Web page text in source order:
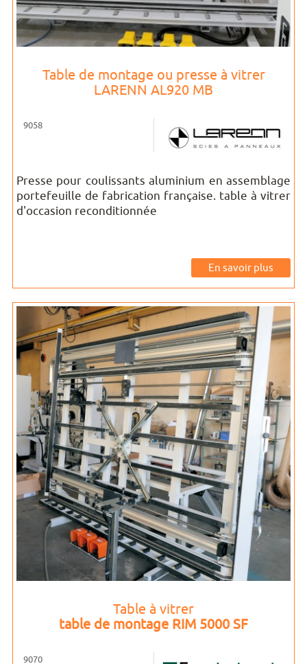
Table de montage ou presse à vitrer
LARENN AL920 MB
9058
Presse pour coulissants aluminium en assemblage
portefeuille de fabrication française. table à vitrer
d'occasion reconditionnée
En savoir plus
Table à vitrer
table de montage RIM 5000 SF
9070